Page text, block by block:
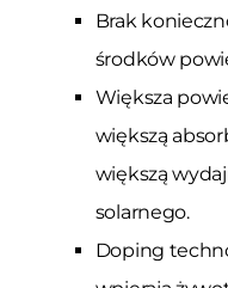
Brak
środków
Większa
większą
większą
solarnego.
Doping